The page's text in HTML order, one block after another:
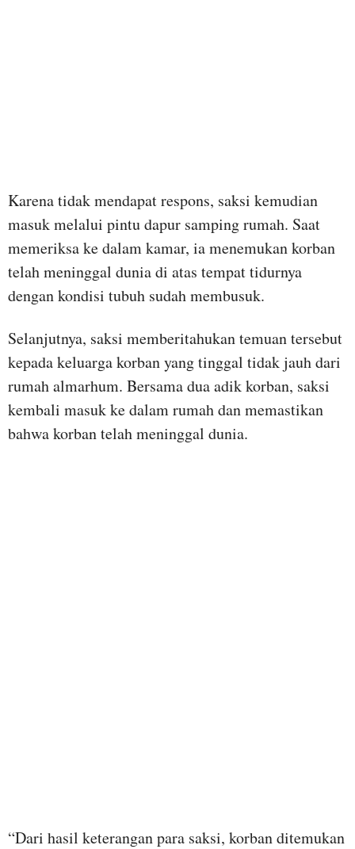
Karena tidak mendapat respons, saksi kemudian
masuk melalui pintu dapur samping rumah. Saat
memeriksa ke dalam kamar, ia menemukan korban
telah meninggal dunia di atas tempat tidurnya
dengan kondisi tubuh sudah membusuk.
Selanjutnya, saksi memberitahukan temuan tersebut
kepada keluarga korban yang tinggal tidak jauh dari
rumah almarhum. Bersama dua adik korban, saksi
kembali masuk ke dalam rumah dan memastikan
bahwa korban telah meninggal dunia.
“Dari hasil keterangan para saksi, korban ditemukan